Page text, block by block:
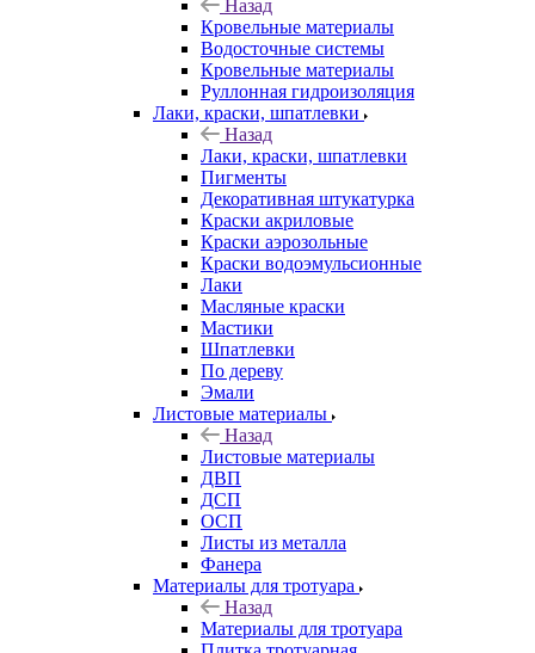
Назад
Кровельные материалы
Водосточные системы
Кровельные материалы
Руллонная гидроизоляция
Лаки, краски, шпатлевки
Назад
Лаки, краски, шпатлевки
Пигменты
Декоративная штукатурка
Краски акриловые
Краски аэрозольные
Краски водоэмульсионные
Лаки
Масляные краски
Мастики
Шпатлевки
По дереву
Эмали
Листовые материалы
Назад
Листовые материалы
ДВП
ДСП
ОСП
Листы из металла
Фанера
Материалы для тротуара
Назад
Материалы для тротуара